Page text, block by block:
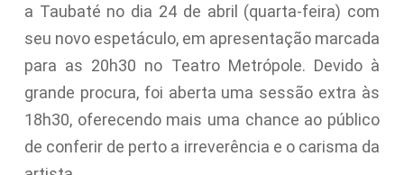
a Taubaté no dia 24 de abril (quarta-feira) com
seu novo espetáculo, em apresentação marcada
para as 20h30 no Teatro Metrópole. Devido à
grande procura, foi aberta uma sessão extra às
18h30, oferecendo mais uma chance ao público
de conferir de perto a irreverência e o carisma da